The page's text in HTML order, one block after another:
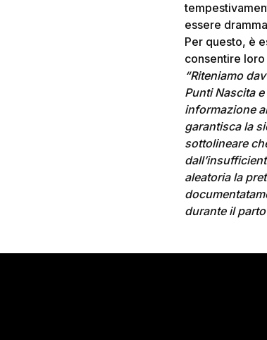
essere
Per questo, è
consentire
“Riteniamo
Punti Nascita
informazione
garantisca la
sottolineare
aleatoria la
durante il